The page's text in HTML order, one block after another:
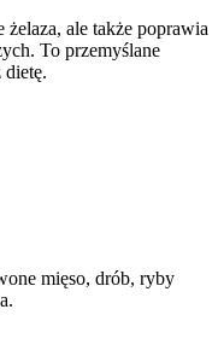
żelaza, ale także poprawia
To przemyślane
dietę.
mięso, drób, ryby